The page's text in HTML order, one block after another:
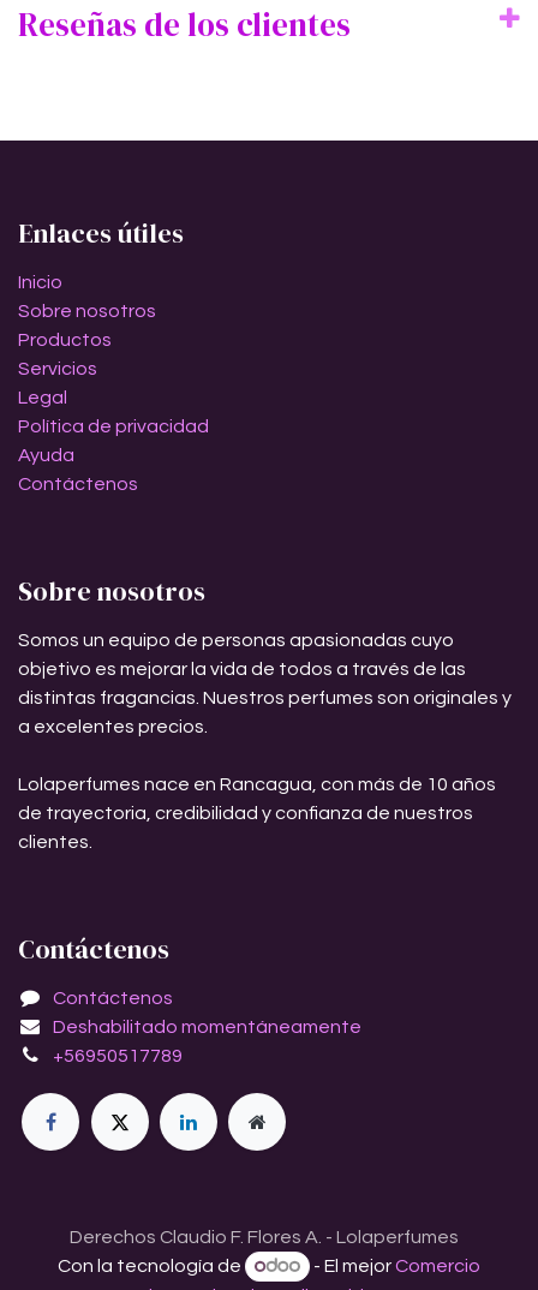
Reseñas de los clientes
Enlaces útiles
Inicio
Sobre nosotros
Productos
Servicios
Legal
Política de privacidad
Ayuda
Contáctenos
Sobre nosotros
Somos un equipo de personas apasionadas cuyo
objetivo es mejorar la vida de todos a través de las
distintas fragancias. Nuestros perfumes son originales y
a excelentes precios.
Lolaperfumes nace en Rancagua, con más de 10 años
de trayectoria, credibilidad y confianza de nuestros
clientes.
Contáctenos
Contáctenos
Deshabilitado momentáneamente
+56950517789
Derechos Claudio F. Flores A. - Lolaperfumes
Con la tecnología de
- El mejorComercio